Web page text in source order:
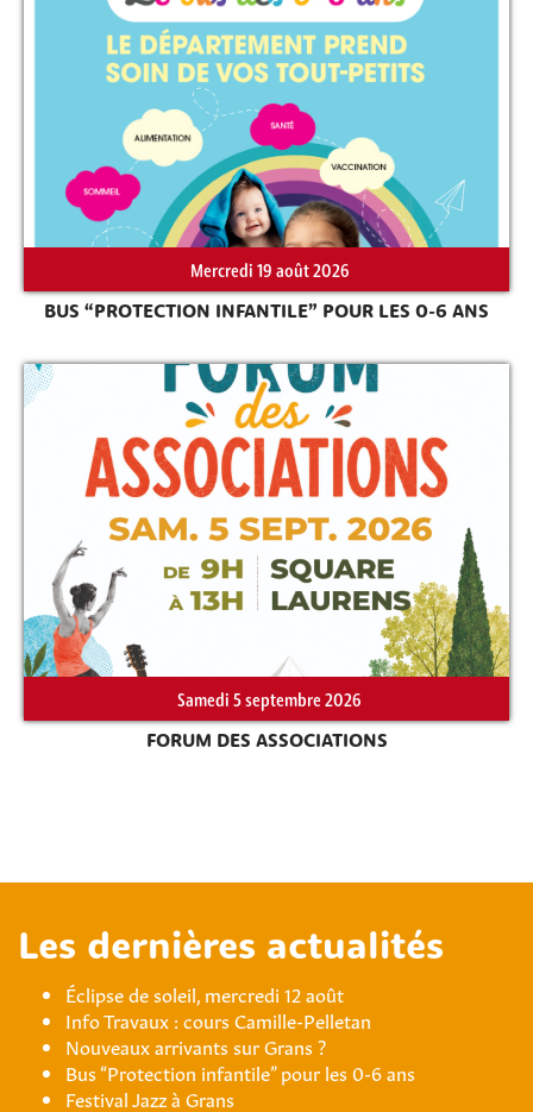
Mercredi 19 août 2026
BUS “PROTECTION INFANTILE” POUR LES 0-6 ANS
Samedi 5 septembre 2026
FORUM DES ASSOCIATIONS
Les dernières actualités
Éclipse de soleil, mercredi 12 août
Info Travaux : cours Camille-Pelletan
Nouveaux arrivants sur Grans ?
Bus “Protection infantile” pour les 0-6 ans
Festival Jazz à Grans